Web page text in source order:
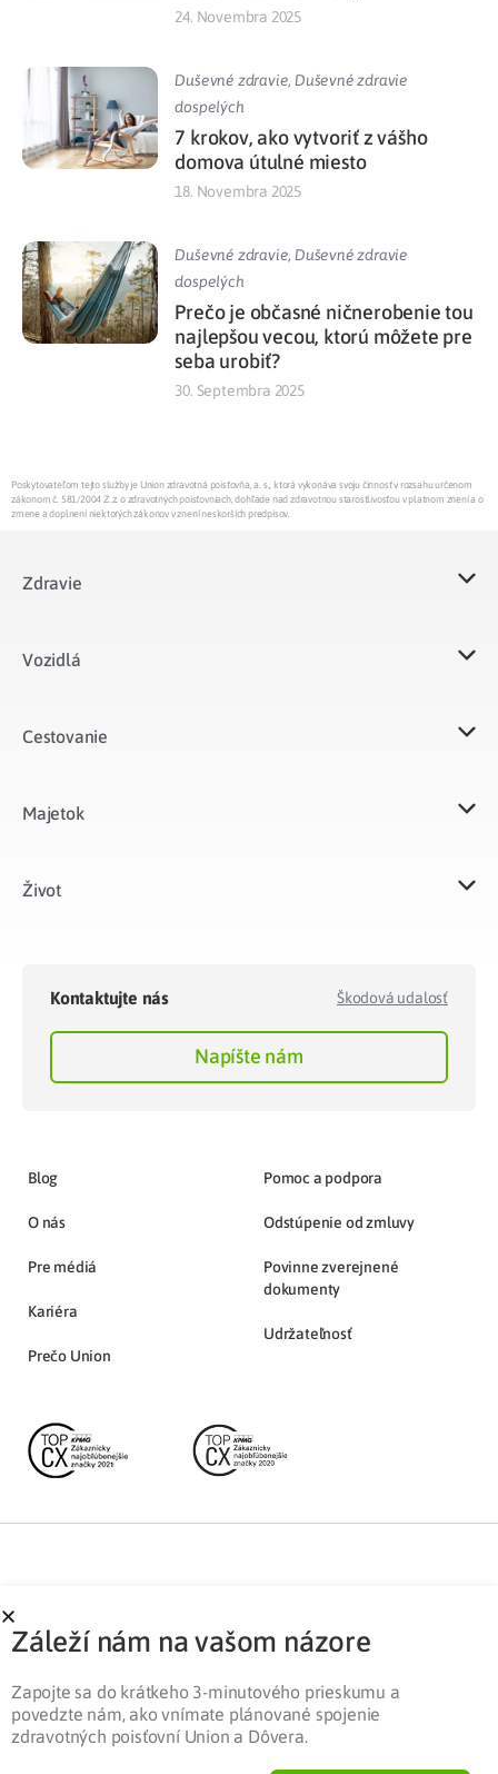
24. Novembra 2025
Duševné zdravie,Duševné zdravie
dospelých
7 krokov, ako vytvoriť z vášho
domova útulné miesto
18. Novembra 2025
Duševné zdravie,Duševné zdravie
dospelých
Prečo je občasné ničnerobenie tou
najlepšou vecou, ktorú môžete pre
seba urobiť?
30. Septembra 2025
Poskytovateľom tejto služby je Union zdravotná poisťovňa, a. s., ktorá vykonáva svoju činnosť v rozsahu určenom
zákonom č. 581/2004 Z.z. o zdravotných poisťovniach, dohľade nad zdravotnou starostlivosťou v platnom znení a o
zmene a doplnení niektorých zákonov v znení neskorších predpisov.
Zdravie
Vozidlá​
Cestovanie
Majetok​
Život​
Kontaktujte nás Škodová udalosť
Napíšte nám
Blog
O nás
Pre médiá
Kariéra
Prečo Union
Pomoc a podpora
Odstúpenie od zmluvy
Povinne zverejnené
dokumenty
Udržateľnosť
Partnerská zóna Ochrana osobných údajov
Záleží nám na vašom názore
Zapojte sa do krátkeho 3-minutového prieskumu a
povedzte nám, ako vnímate plánované spojenie
zdravotných poisťovní Union a Dôvera.